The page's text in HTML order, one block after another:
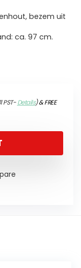
bezem uit
ca. 97 cm.
PST-Details)&FREE